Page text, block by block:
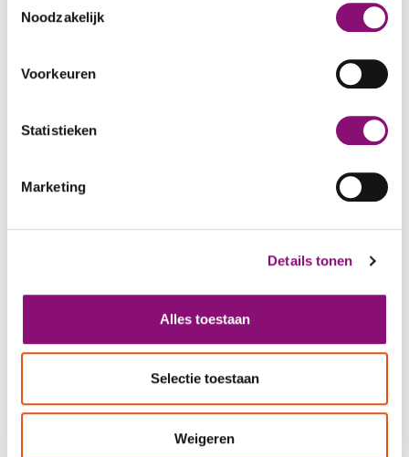
kunnen ontvangen en verwerken.
Noodzakelijk
Voorkeuren
Statistieken
Marketing
Details tonen
Alles toestaan
Selectie toestaan
Weigeren
MET JOU,
Nieuws
Locaties